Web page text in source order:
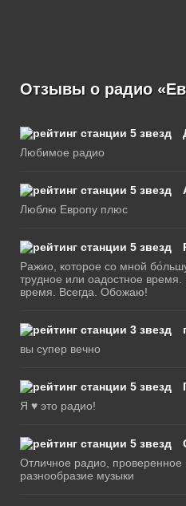
Отзывы о радио
Любимое радио
Люблю Европу плюс
Ражио, которое со мной
трудное или оадостное
время. Всегда. Обожаю!
вы супер вечно
Я ♥ это радио!
Отличное радио,
разнообразие музыки